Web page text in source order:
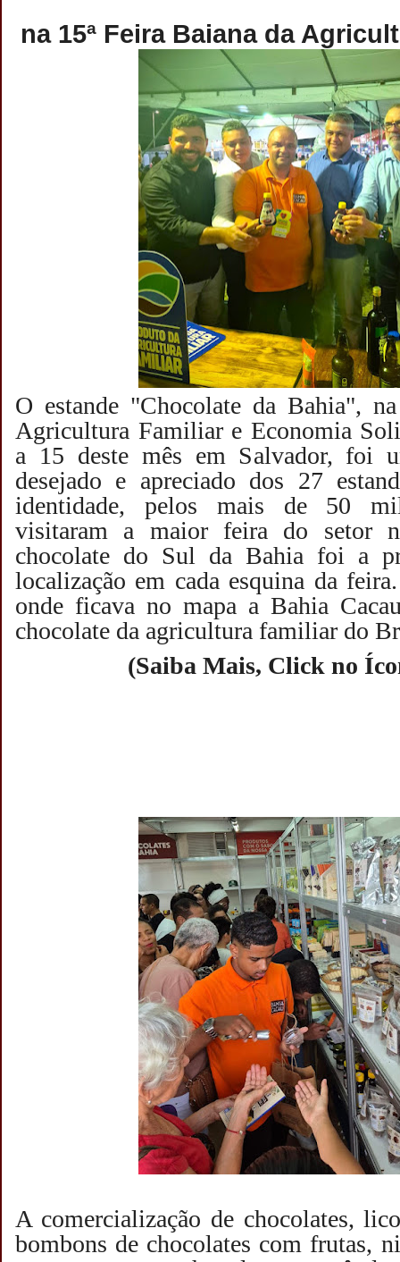
na 15ª Feira Baiana da
O estande "Chocolate da Bahia",
Agricultura Familiar e Economia
a 15 deste mês em Salvador, foi
desejado e apreciado dos 27
identidade, pelos mais de 50
visitaram a maior feira do setor
chocolate do Sul da Bahia foi a
localização em cada esquina da
onde ficava no mapa a Bahia
chocolate da agricultura familiar do
(Saiba Mais, Click no
A comercialização de chocolates,
bombons de chocolates com frutas,